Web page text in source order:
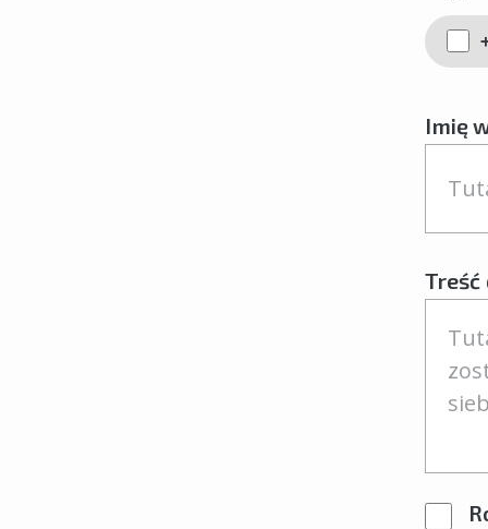
Imię